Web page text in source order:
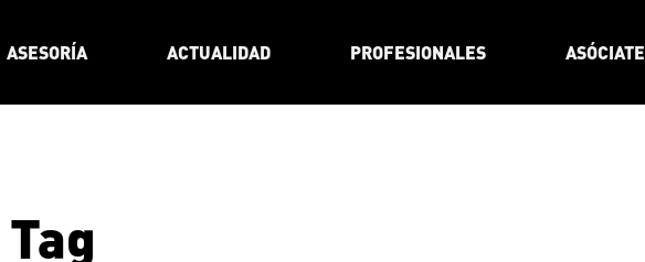
ASESORÍA ACTUALIDAD PROFESIONALES ASÓCIATE